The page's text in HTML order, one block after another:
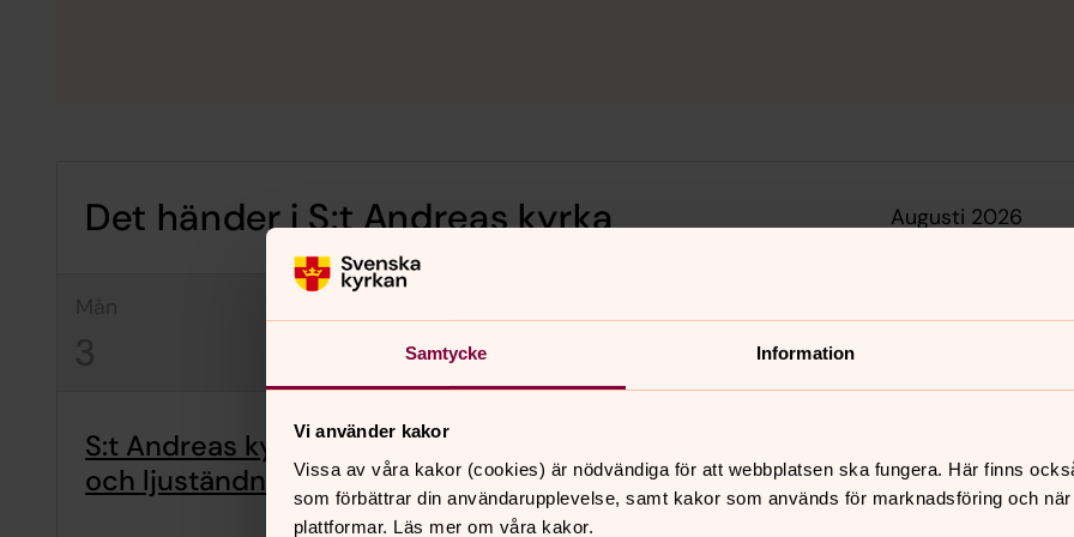
Samtycke Information
Vi använder kakor
Vissa av våra kakor (cookies) är nödvändiga för att webbplatsen ska fungera. Här finns
som förbättrar din användarupplevelse, samt kakor som används för marknadsföring och
plattformar. Läs mer om våra kakor.
Det händer i S:t Andreas kyrka augusti 2026
S:t Andreas kyrka är öppen för bön
och ljuständning
S:t Andreas kyrka